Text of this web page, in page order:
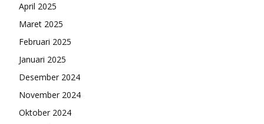
April 2025
Maret 2025
Februari 2025
Januari 2025
Desember 2024
November 2024
Oktober 2024